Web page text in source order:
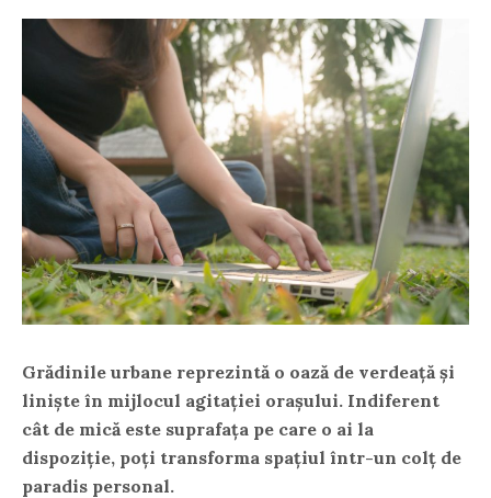
Grădinile urbane reprezintă o oază de verdeață și
liniște în mijlocul agitației orașului. Indiferent
cât de mică este suprafața pe care o ai la
dispoziție, poți transforma spațiul într-un colț de
paradis personal.